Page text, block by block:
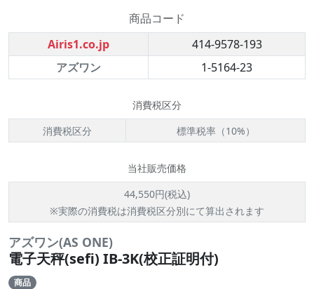
商品コード
Airis1.co.jp
414-9578-193
アズワン
1-5164-23
消費税区分
消費税区分
標準税率（10%）
当社販売価格
44,550円(税込)
※実際の消費税は消費税区分別にて算出されます
アズワン(AS ONE)
電子天秤(sefi) IB-3K(校正証明付)
商品